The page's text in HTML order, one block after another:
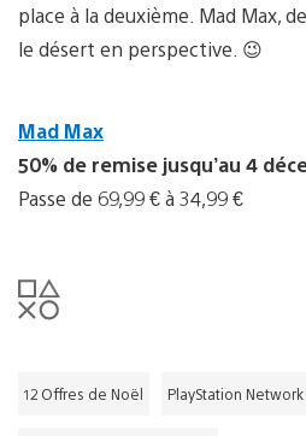
place à la deuxième. Mad Max,
le désert en perspective. 😉
Mad Max
50% de remise jusqu’au 4
Passe de 69,99 € à 34,99 €
12 Offres de Noël PlayStation Network